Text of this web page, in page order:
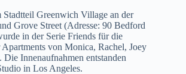
Stadtteil Greenwich Village an der
Grove Street (Adresse: 90 Bedford
in der Serie Friends für die
von Monica, Rachel, Joey
Innenaufnahmen entstanden
in Los Angeles.